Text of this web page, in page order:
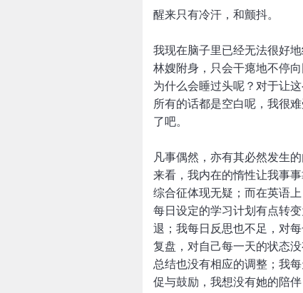
醒来只有冷汗，和颤抖。
我现在脑子里已经无法很好
林嫂附身，只会干瘪地不停
为什么会睡过头呢？对于让
所有的话都是空白呢，我很
了吧。
凡事偶然，亦有其必然发生
来看，我内在的惰性让我事事
综合征体现无疑；而在英语
每日设定的学习计划有点转
退；我每日反思也不足，对
复盘，对自己每一天的状态
总结也没有相应的调整；我
促与鼓励，我想没有她的陪